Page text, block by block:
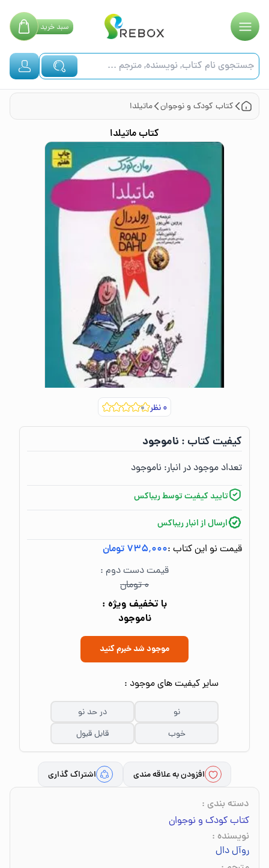
سبدخرید
کتاب کودک و نوجوان ماتیلدا
کتابماتیلدا
۰نظر
کیفیت کتاب :‌ ناموجود
تعداد موجود در انبار:‌ ناموجود
تایید کیفیت توسط ریباکس
ارسال از انبار ریباکس
قیمت نو این کتاب :۷۳۵٬۰۰۰ تومان
قیمت دست دوم :
۰ تومان
با تخفیف ویژه :
ناموجود
موجود شد خبرم کنید
سایر کیفیت های موجود :
نو
در حد نو
خوب
قابل قبول
افزودن به علاقه مندی اشتراک گذاری
دسته بندی :
کتاب کودک و نوجوان
نویسنده :
روآل دال